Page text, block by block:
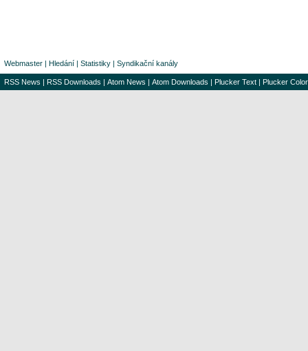
Webmaster | Hledání | Statistiky | Syndikační kanály
RSS News | RSS Downloads | Atom News | Atom Downloads | Plucker Text | Plucker Color